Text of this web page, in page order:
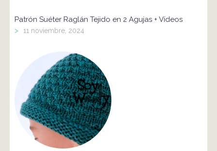
Patrón Suéter Raglán Tejido en 2 Agujas + Vídeos
> 11 noviembre, 2024